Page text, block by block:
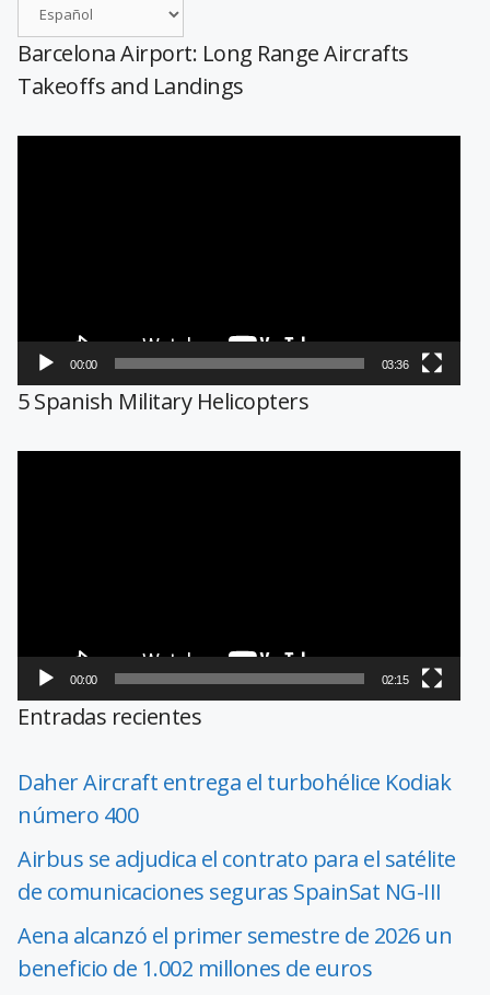
Barcelona Airport: Long Range Aircrafts
Takeoffs and Landings
00:00 03:36
5 Spanish Military Helicopters
00:00 02:15
Entradas recientes
Daher Aircraft entrega el turbohélice Kodiak
número 400
Airbus se adjudica el contrato para el satélite
de comunicaciones seguras SpainSat NG-III
Aena alcanzó el primer semestre de 2026 un
beneficio de 1.002 millones de euros